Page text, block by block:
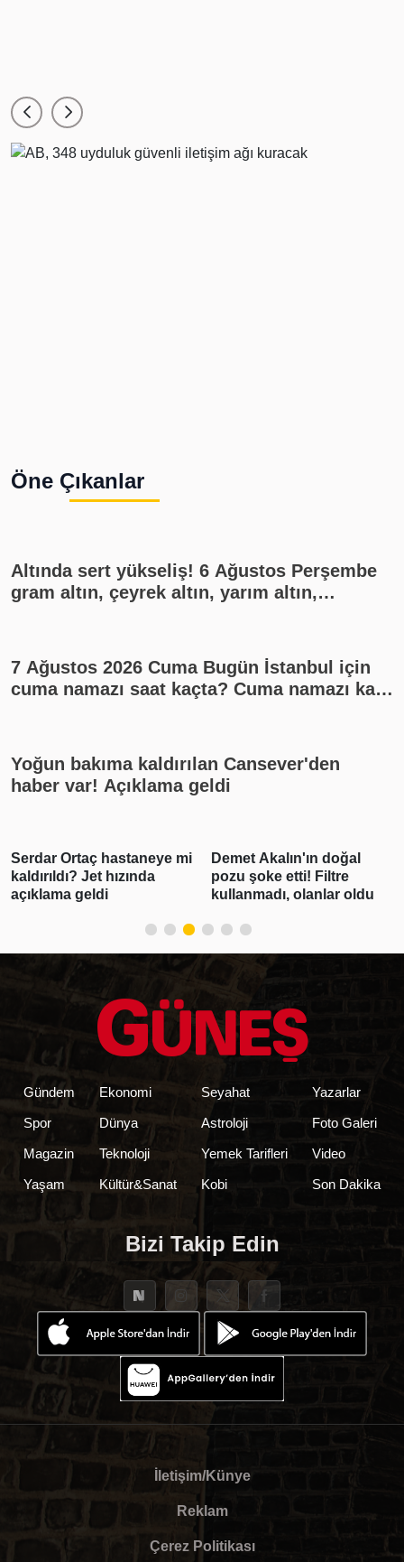
Öne Çıkanlar
Altında sert yükseliş! 6 Ağustos Perşembe
gram altın, çeyrek altın, yarım altın,
7 Ağustos 2026 Cuma Bugün İstanbul için
cuma namazı saat kaçta? Cuma namazı kaç
Yoğun bakıma kaldırılan Cansever'den
haber var! Açıklama geldi
Serdar Ortaç hastaneye mi
kaldırıldı? Jet hızında
açıklama geldi
Demet Akalın'ın doğal
pozu şoke etti! Filtre
kullanmadı, olanlar oldu
Gündem
Spor
Magazin
Yaşam
Ekonomi
Dünya
Teknoloji
Kültür&Sanat
Seyahat
Astroloji
Yemek Tarifleri
Kobi
Yazarlar
Foto Galeri
Video
Son Dakika
Bizi Takip Edin
İletişim/Künye
Reklam
Çerez Politikası